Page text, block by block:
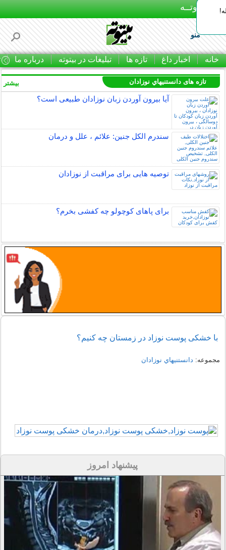
بـیتوتــه
منو
خانه اخبار داغ تازه ها تبلیغات در بیتوته درباره ما
تازه های دانستنيهاي نوزادان
آیا بیرون آوردن زبان نوزادان طبیعی است؟
سندرم الکل جنین: علائم ، علل و درمان
توصیه هایی برای مراقبت از نوزادان
برای پاهای کوچولو چه کفشی بخرم؟
بیشتر
با خشکی پوست نوزاد در زمستان چه کنیم؟
مجموعه: دانستنيهاي نوزادان
پیشنهاد امروز